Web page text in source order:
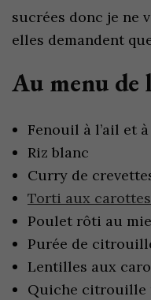
sucrées donc je ne
elles demandent
Au menu de
Fenouil à l’ail et
Riz blanc
Curry de
Torti aux
Poulet rôti au
Purée de
Lentilles aux
Quiche citrouille